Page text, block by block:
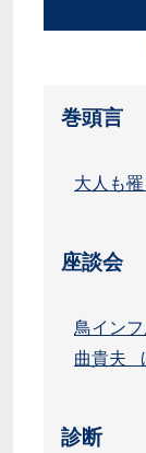
巻頭言
大人も
座談会
鳥イン
曲貴夫
診断